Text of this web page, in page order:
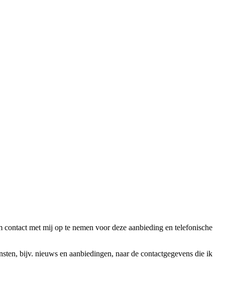
met mij op te nemen voor deze aanbieding en telefonische
bijv. nieuws en aanbiedingen, naar de contactgegevens die ik